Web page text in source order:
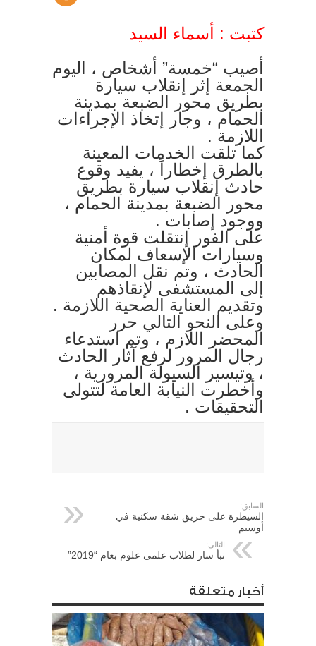
كتبت : أسماء السيد
أصيب “خمسة” أشخاص ، اليوم
الجمعة إثر إنقلاب سيارة
بطريق محور الضبعة بمدينة
الحمام ، وجار إتخاذ الإجراءات
اللازمة .
كما تلقت الخدمات المعينة
بالطرق إخطاراً ، يفيد وقوع
حادث إنقلاب سيارة بطريق
محور الضبعة بمدينة الحمام ،
ووجود إصابات .
على الفور إنتقلت قوة أمنية
وسيارات الإسعاف لمكان
الحادث ، وتم نقل المصابين
إلى المستشفى لإنقاذهم
وتقديم العناية الصحية اللازمة .
وعلى النحو التالي حرر
المحضر اللازم ، وتم استدعاء
رجال المرور لرفع آثار الحادث
، وتيسير السيولة المرورية ،
وأخطرت النيابة العامة لتتولى
التحقيقات .
السابق:
السيطرة على حريق شقة سكنية في
أوسيم
التالي:
نبأ سار لطلاب علمى علوم بعام “2019”
أخبار متعلقة